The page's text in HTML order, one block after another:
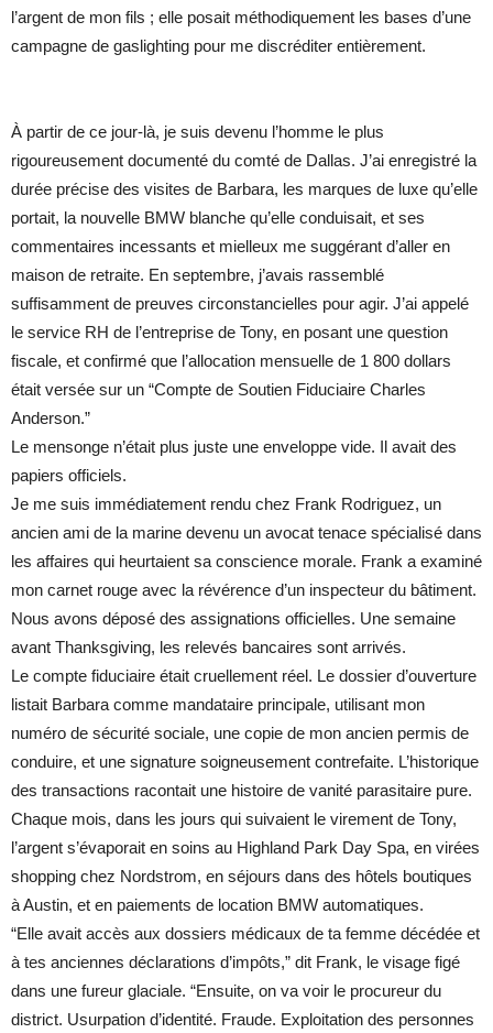
l’argent de mon fils ; elle posait méthodiquement les bases d’une
campagne de gaslighting pour me discréditer entièrement.
À partir de ce jour-là, je suis devenu l’homme le plus
rigoureusement documenté du comté de Dallas. J’ai enregistré la
durée précise des visites de Barbara, les marques de luxe qu’elle
portait, la nouvelle BMW blanche qu’elle conduisait, et ses
commentaires incessants et mielleux me suggérant d’aller en
maison de retraite. En septembre, j’avais rassemblé
suffisamment de preuves circonstancielles pour agir. J’ai appelé
le service RH de l’entreprise de Tony, en posant une question
fiscale, et confirmé que l’allocation mensuelle de 1 800 dollars
était versée sur un “Compte de Soutien Fiduciaire Charles
Anderson.”
Le mensonge n’était plus juste une enveloppe vide. Il avait des
papiers officiels.
Je me suis immédiatement rendu chez Frank Rodriguez, un
ancien ami de la marine devenu un avocat tenace spécialisé dans
les affaires qui heurtaient sa conscience morale. Frank a examiné
mon carnet rouge avec la révérence d’un inspecteur du bâtiment.
Nous avons déposé des assignations officielles. Une semaine
avant Thanksgiving, les relevés bancaires sont arrivés.
Le compte fiduciaire était cruellement réel. Le dossier d’ouverture
listait Barbara comme mandataire principale, utilisant mon
numéro de sécurité sociale, une copie de mon ancien permis de
conduire, et une signature soigneusement contrefaite. L’historique
des transactions racontait une histoire de vanité parasitaire pure.
Chaque mois, dans les jours qui suivaient le virement de Tony,
l’argent s’évaporait en soins au Highland Park Day Spa, en virées
shopping chez Nordstrom, en séjours dans des hôtels boutiques
à Austin, et en paiements de location BMW automatiques.
“Elle avait accès aux dossiers médicaux de ta femme décédée et
à tes anciennes déclarations d’impôts,” dit Frank, le visage figé
dans une fureur glaciale. “Ensuite, on va voir le procureur du
district. Usurpation d’identité. Fraude. Exploitation des personnes